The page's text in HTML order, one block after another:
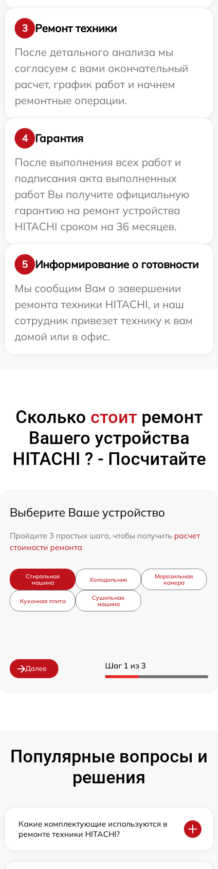
3
Ремонт техники
После детального анализа мы
согласуем с вами окончательный
расчет, график работ и начнем
ремонтные операции.
4
Гарантия
После выполнения всех работ и
подписания акта выполненных
работ Вы получите официальную
гарантию на ремонт устройства
HITACHI сроком на 36 месяцев.
5
Информирование о готовности
Мы сообщим Вам о завершении
ремонта техники HITACHI, и наш
сотрудник привезет технику к вам
домой или в офис.
Сколько стоитремонт
Вашего устройства
HITACHI ? - Посчитайте
Шаг 1 из 3
Выберите Ваше устройство
Пройдите 3 простых шага, чтобы получить расчет
стоимости ремонта
Стиральная
машина
Холодильник
Морозильная
камера
Кухонная плита
Сушильная
машина
Далее
Популярные вопросы и
решения
Какие комплектующие используются в
ремонте техники HITACHI?